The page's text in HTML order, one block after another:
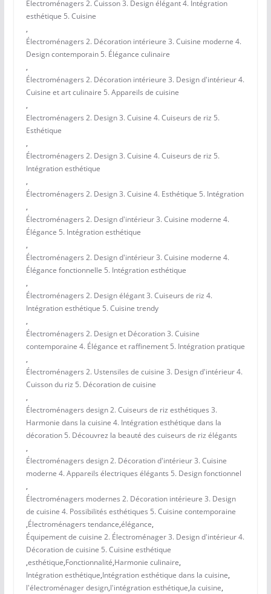
Électroménagers 2. Cuisson 3. Design élégant 4. Intégration
esthétique 5. Cuisine
,
Électroménagers 2. Décoration intérieure 3. Cuisine moderne 4.
Design contemporain 5. Élégance culinaire
,
Électroménagers 2. Décoration intérieure 3. Design d'intérieur 4.
Cuisine et art culinaire 5. Appareils de cuisine
,
Electroménagers 2. Design 3. Cuisine 4. Cuiseurs de riz 5.
Esthétique
,
Électroménagers 2. Design 3. Cuisine 4. Cuiseurs de riz 5.
Intégration esthétique
,
Électroménagers 2. Design 3. Cuisine 4. Esthétique 5. Intégration
,
Électroménagers 2. Design d'intérieur 3. Cuisine moderne 4.
Élégance 5. Intégration esthétique
,
Électroménagers 2. Design d'intérieur 3. Cuisine moderne 4.
Élégance fonctionnelle 5. Intégration esthétique
,
Électroménagers 2. Design élégant 3. Cuiseurs de riz 4.
Intégration esthétique 5. Cuisine trendy
,
Électroménagers 2. Design et Décoration 3. Cuisine
contemporaine 4. Élégance et raffinement 5. Intégration pratique
,
Électroménagers 2. Ustensiles de cuisine 3. Design d'intérieur 4.
Cuisson du riz 5. Décoration de cuisine
,
Électroménagers design 2. Cuiseurs de riz esthétiques 3.
Harmonie dans la cuisine 4. Intégration esthétique dans la
décoration 5. Découvrez la beauté des cuiseurs de riz élégants
,
Électroménagers design 2. Décoration d'intérieur 3. Cuisine
moderne 4. Appareils électriques élégants 5. Design fonctionnel
,
Électroménagers modernes 2. Décoration intérieure 3. Design
de cuisine 4. Possibilités esthétiques 5. Cuisine contemporaine
,Électroménagers tendance,élégance,
Équipement de cuisine 2. Électroménager 3. Design d'intérieur 4.
Décoration de cuisine 5. Cuisine esthétique
,esthétique,Fonctionnalité,Harmonie culinaire,
Intégration esthétique,Intégration esthétique dans la cuisine,
l'électroménager design,l'intégration esthétique,la cuisine,